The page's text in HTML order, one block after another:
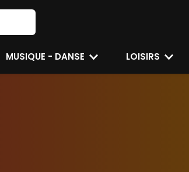
MUSIQUE - DANSE LOISIRS